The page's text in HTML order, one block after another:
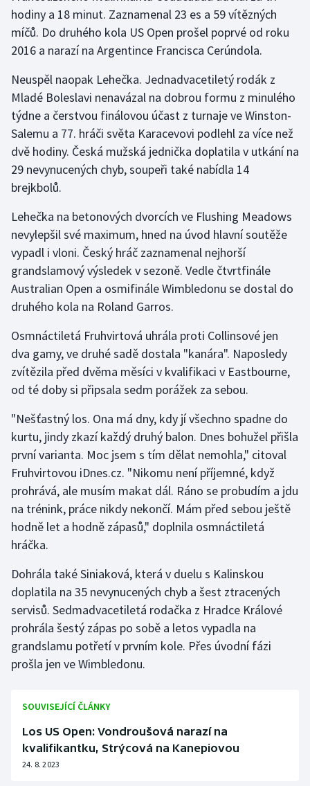
hodiny a 18 minut. Zaznamenal 23 es a 59 vítězných
míčů. Do druhého kola US Open prošel poprvé od roku
2016 a narazí na Argentince Francisca Cerúndola.
Neuspěl naopak Lehečka. Jednadvacetiletý rodák z
Mladé Boleslavi nenavázal na dobrou formu z minulého
týdne a čerstvou finálovou účast z turnaje ve Winston-
Salemu a 77. hráči světa Karacevovi podlehl za více než
dvě hodiny. Česká mužská jednička doplatila v utkání na
29 nevynucených chyb, soupeři také nabídla 14
brejkbolů.
Lehečka na betonových dvorcích ve Flushing Meadows
nevylepšil své maximum, hned na úvod hlavní soutěže
vypadl i vloni. Český hráč zaznamenal nejhorší
grandslamový výsledek v sezoně. Vedle čtvrtfinále
Australian Open a osmifinále Wimbledonu se dostal do
druhého kola na Roland Garros.
Osmnáctiletá Fruhvirtová uhrála proti Collinsové jen
dva gamy, ve druhé sadě dostala "kanára". Naposledy
zvítězila před dvěma měsíci v kvalifikaci v Eastbourne,
od té doby si připsala sedm porážek za sebou.
"Nešťastný los. Ona má dny, kdy jí všechno spadne do
kurtu, jindy zkazí každý druhý balon. Dnes bohužel přišla
první varianta. Moc jsem s tím dělat nemohla," citoval
Fruhvirtovou iDnes.cz. "Nikomu není příjemné, když
prohrává, ale musím makat dál. Ráno se probudím a jdu
na trénink, práce nikdy nekončí. Mám před sebou ještě
hodně let a hodně zápasů," doplnila osmnáctiletá
hráčka.
Dohrála také Siniaková, která v duelu s Kalinskou
doplatila na 35 nevynucených chyb a šest ztracených
servisů. Sedmadvacetiletá rodačka z Hradce Králové
prohrála šestý zápas po sobě a letos vypadla na
grandslamu potřetí v prvním kole. Přes úvodní fázi
prošla jen ve Wimbledonu.
SOUVISEJÍCÍ ČLÁNKY
Los US Open: Vondroušová narazí na
kvalifikantku, Strýcová na Kanepiovou
24. 8. 2023